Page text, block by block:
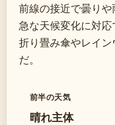
前線の接近で曇りや
急な天候変化に対応
折り畳み傘やレイ
だ。
前半の天気
晴れ主体